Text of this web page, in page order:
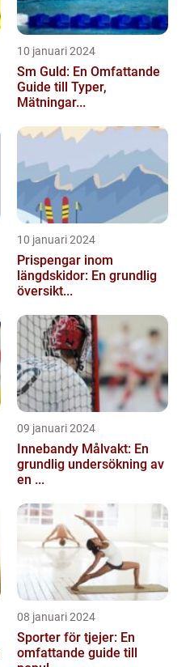
10 januari 2024
Sm Guld: En Omfattande
Guide till Typer,
Mätningar...
10 januari 2024
Prispengar inom
längdskidor: En grundlig
översikt...
09 januari 2024
Innebandy Målvakt: En
grundlig undersökning av
en ...
08 januari 2024
Sporter för tjejer: En
omfattande guide till